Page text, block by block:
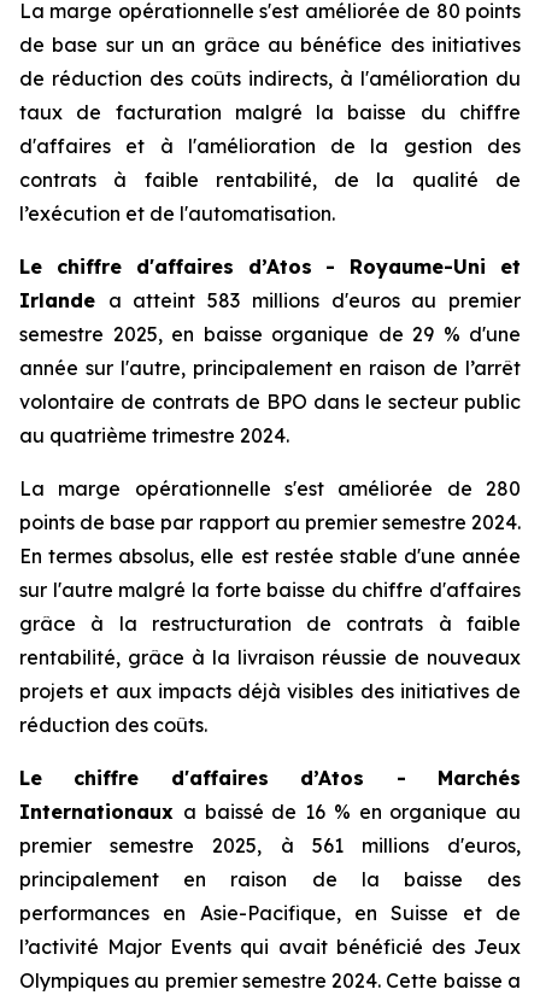
La marge opérationnelle s'est améliorée de 80 points
de base sur un an grâce au bénéfice des initiatives
de réduction des coûts indirects, à l'amélioration du
taux de facturation malgré la baisse du chiffre
d'affaires et à l'amélioration de la gestion des
contrats à faible rentabilité, de la qualité de
l’exécution et de l'automatisation.
Le chiffre d'affaires d’Atos - Royaume-Uni et
Irlande a atteint 583 millions d'euros au premier
semestre 2025, en baisse organique de 29 % d'une
année sur l'autre, principalement en raison de l’arrêt
volontaire de contrats de BPO dans le secteur public
au quatrième trimestre 2024.
La marge opérationnelle s'est améliorée de 280
points de base par rapport au premier semestre 2024.
En termes absolus, elle est restée stable d'une année
sur l'autre malgré la forte baisse du chiffre d'affaires
grâce à la restructuration de contrats à faible
rentabilité, grâce à la livraison réussie de nouveaux
projets et aux impacts déjà visibles des initiatives de
réduction des coûts.
Le chiffre d'affaires d’Atos - Marchés
Internationaux a baissé de 16 % en organique au
premier semestre 2025, à 561 millions d'euros,
principalement en raison de la baisse des
performances en Asie-Pacifique, en Suisse et de
l’activité Major Events qui avait bénéficié des Jeux
Olympiques au premier semestre 2024. Cette baisse a